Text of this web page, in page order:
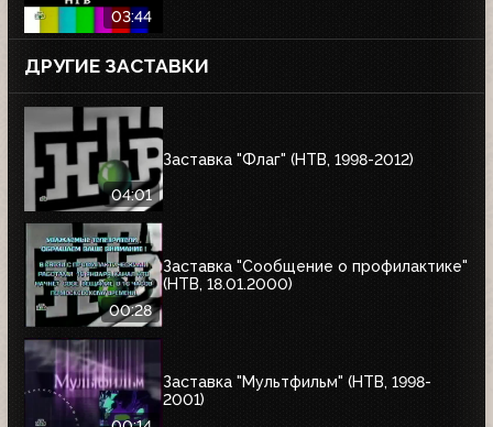
03:44
ДРУГИЕ ЗАСТАВКИ
04:01
Заставка "Флаг" (НТВ, 1998-2012)
00:28
Заставка "Сообщение о профилактике"
(НТВ, 18.01.2000)
Заставка "Мультфильм" (НТВ, 1998-
2001)